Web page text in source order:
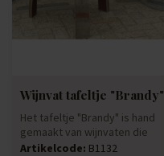
Wijnvat tafeltje "Brandy"
Het tafeltje "Brandy" is hand
gemaakt van wijnvaten die
door weer en wind op een...
Artikelcode: B1132